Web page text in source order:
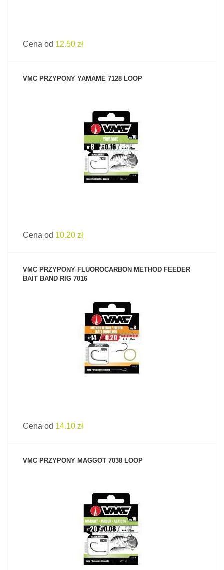
Cena od 12.50 zł
VMC PRZYPONY YAMAME 7128 LOOP
ZOBACZ PRODUKT
Cena od 10.20 zł
VMC PRZYPONY FLUOROCARBON METHOD FEEDER
BAIT BAND RIG 7016
ZOBACZ PRODUKT
Cena od 14.10 zł
VMC PRZYPONY MAGGOT 7038 LOOP
ZOBACZ PRODUKT